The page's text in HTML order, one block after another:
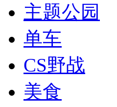
主题公园
单车
CS野战
美食